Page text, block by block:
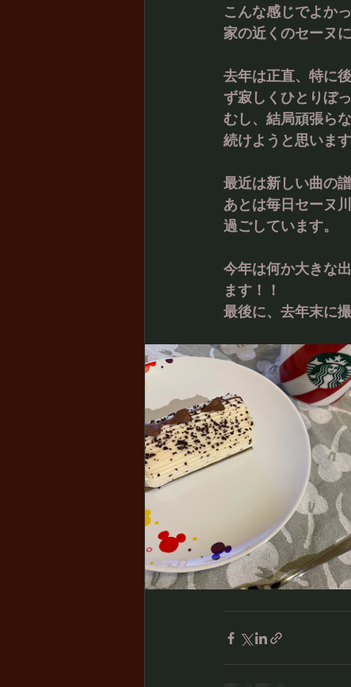
こんな感じでよか
家の近くのセーヌ
去年は正直、特に
ず寂しくひとりぼ
むし、結局頑張ら
続けようと思います
最近は新しい曲の
あとは毎日セーヌ
過ごしています。
今年は何か大きな
ます！！
最後に、去年末に